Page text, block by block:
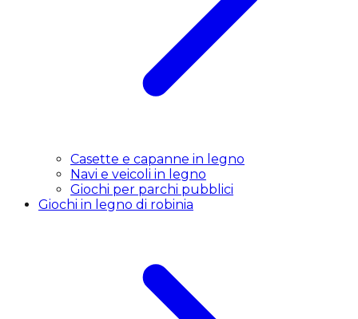
Casette e capanne in legno
Navi e veicoli in legno
Giochi per parchi pubblici
Giochi in legno di robinia